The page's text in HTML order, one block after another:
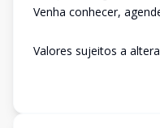
Venha conhecer,
Valores sujeitos a